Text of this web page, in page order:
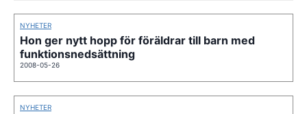
NYHETER
Hon ger nytt hopp för föräldrar till barn med
funktionsnedsättning
2008-05-26
NYHETER